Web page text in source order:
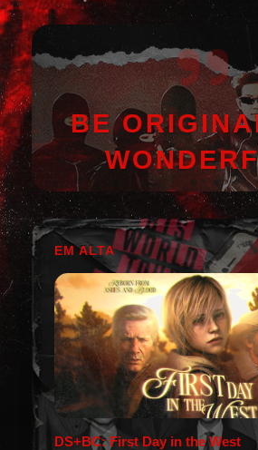
BE
EM ALTA
DS+BC: First Day in the West